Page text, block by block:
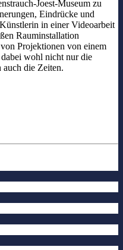
Joest-Museum zu
Eindrücke und
in einer Videoarbeit
Rauminstallation
Projektionen von einem
wohl nicht nur die
auch die Zeiten.